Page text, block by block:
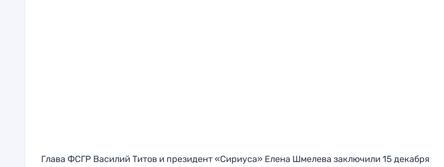
Глава ФСГР Василий Титов и президент «Сириуса» Елена Шмелева заключили 15 декабря